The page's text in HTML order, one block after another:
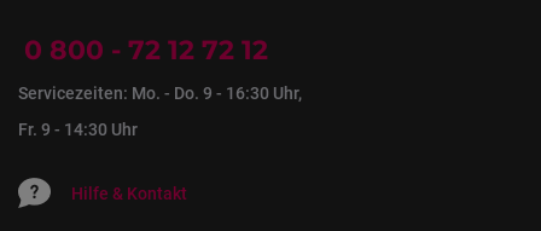
0 800 - 72 12 72 12
Servicezeiten: Mo. - Do. 9 - 16:30 Uhr,
Fr. 9 - 14:30 Uhr
Hilfe & Kontakt